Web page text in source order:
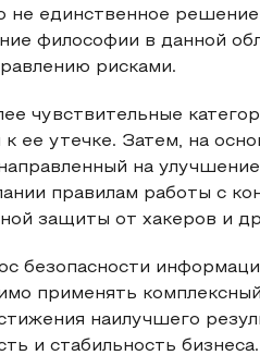
не единственное
философии в данной
рисками.
чувствительные
ее утечке. Затем, на
на
правилам работы с
защиты от хакеров и
безопасности
применять
наилучшего
и стабильность бизнеса.